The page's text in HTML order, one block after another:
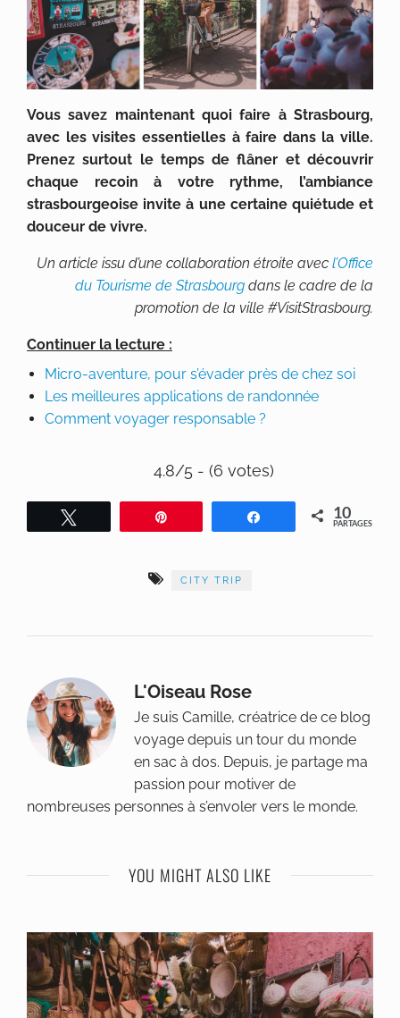
Vous savez maintenant quoi faire à Strasbourg,
avec les visites essentielles à faire dans la ville.
Prenez surtout le temps de flâner et découvrir
chaque recoin à votre rythme, l’ambiance
strasbourgeoise invite à une certaine quiétude et
douceur de vivre.
Un article issu d’une collaboration étroite avec l’Office
du Tourisme de Strasbourg dans le cadre de la
promotion de la ville #VisitStrasbourg.
Continuer la lecture :
Micro-aventure, pour s’évader près de chez soi
Les meilleures applications de randonnée
Comment voyager responsable ?
4.8/5 - (6 votes)
Partagez 10
PARTAGES
CITY TRIP
L'Oiseau Rose
Je suis Camille, créatrice de ce blog
voyage depuis un tour du monde
en sac à dos. Depuis, je partage ma
passion pour motiver de
nombreuses personnes à s’envoler vers le monde.
YOU MIGHT ALSO LIKE